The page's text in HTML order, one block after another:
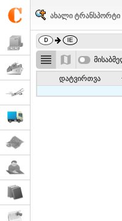
ახალი ტრანსპორტი
დატვირთვა